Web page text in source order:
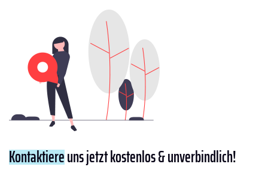
Kontaktiereuns jetzt kostenlos & unverbindlich!